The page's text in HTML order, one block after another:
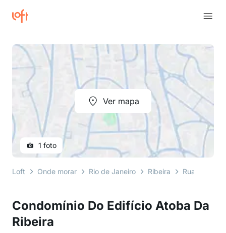
Condomínio Do Edifício Atoba Da
Ribeira
Ver mapa
1 foto
Loft Onde morar Rio de Janeiro Ribeira Rua